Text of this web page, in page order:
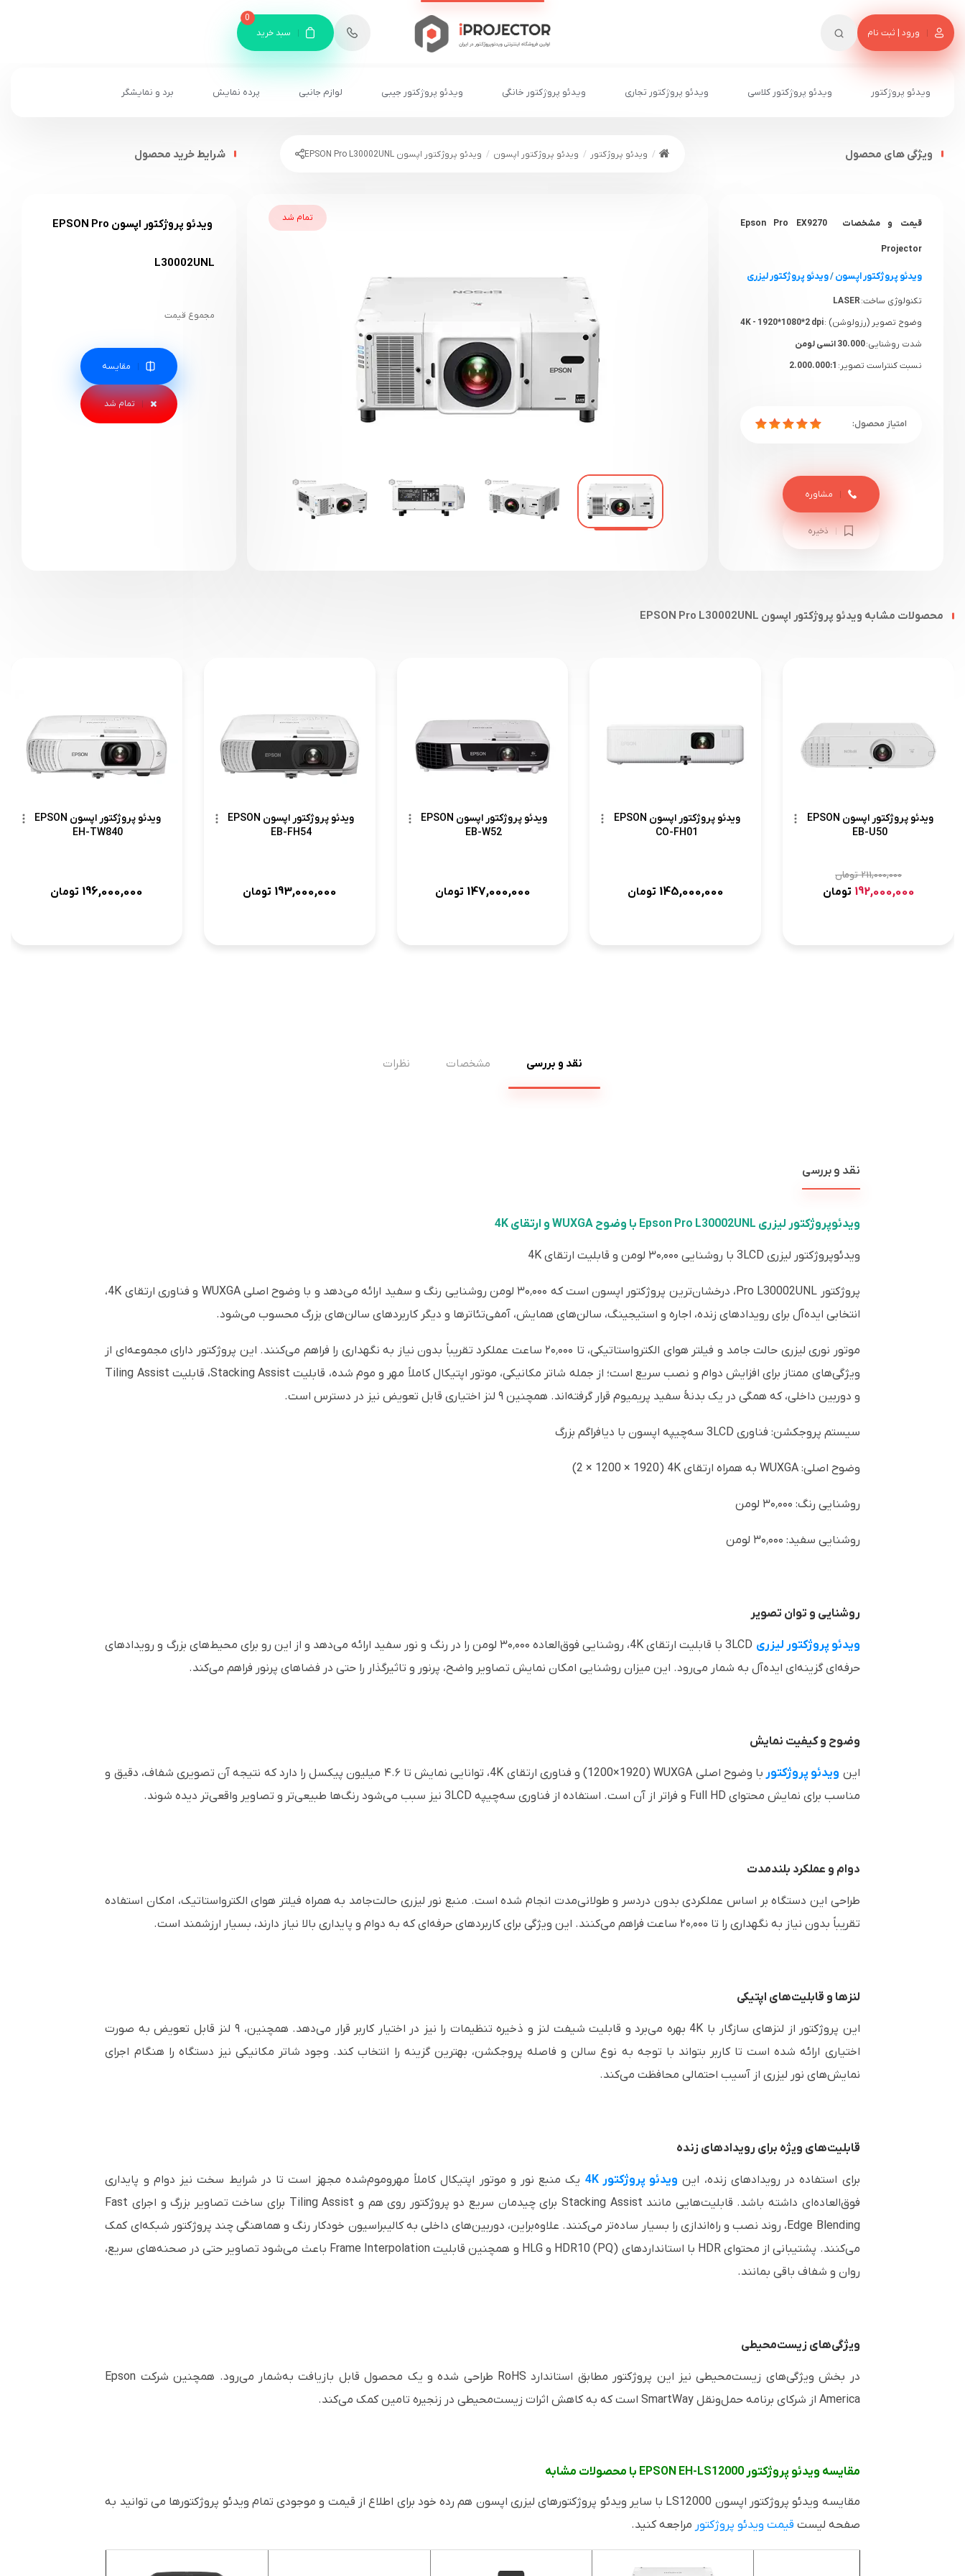
ورود | ثبت نام
8
سبد خرید
0
ویدئو پروژکتور ویدئو پروژکتور کلاسی ویدئو پروژکتور تجاری ویدئو پروژکتور خانگی ویدئو پروژکتور جیبی لوازم جانبی پرده نمایش برد و نمایشگر
ویدئو پروژکتور ویدئو پروژکتور اپسون ویدئو پروژکتور اپسون EPSON Pro L30002UNL
تمام شد
شرایط خرید محصول
ویدئو پروژکتور اپسون EPSON Pro
L30002UNL
مجموع قیمت
مقایسه
ویژگی های محصول
قیمت و مشخصات Epson Pro EX9270
Projector
ویدئو پروژکتور اپسون/ویدئو پروژکتور لیزری
تکنولوژی ساخت:LASER
وضوح تصویر (رزولوشن) :
شدت روشنایی:30.000 انسی لومن
نسبت کنتراست تصویر:
ذخیره
مشاوره
محصولات مشابه ویدئو پروژکتور اپسون EPSON Pro L30002UNL
ویدئو پروژکتور اپسون EPSON
EB-U50
211,000,000تومان
192,000,000 تومان
ویدئو پروژکتور اپسون EPSON
CO-FH01
145,000,000 تومان
ویدئو پروژکتور اپسون EPSON
EB-W52
147,000,000 تومان
ویدئو پروژکتور اپسون EPSON
EB-FH54
193,000,000 تومان
ویدئو پروژکتور اپسون EPSON
EH-TW840
196,000,000 تومان
نقد و بررسی مشخصات نظرات
نقد و بررسی
ویدئوپروژکتور لیزری Epson Pro L30002UNL با وضوح WUXGA و ارتقای 4K
ویدئوپروژکتور لیزری 3LCD با روشنایی ۳۰٬۰۰۰ لومن و قابلیت ارتقای 4K
پروژکتور Pro L30002UNL، درخشان‌ترین پروژکتور اپسون است که ۳۰٬۰۰۰ لومن روشنایی رنگ و سفید ارائه می‌دهد و با وضوح اصلی WUXGA و فناوری ارتقای 4K،
انتخابی ایده‌آل برای رویدادهای زنده، اجاره و استیجینگ، سالن‌های همایش، آمفی‌تئاترها و دیگر کاربردهای سالن‌های بزرگ محسوب می‌شود.
موتور نوری لیزری حالت جامد و فیلتر هوای الکترواستاتیکی، تا ۲۰٬۰۰۰ ساعت عملکرد تقریباً بدون نیاز به نگهداری را فراهم می‌کنند. این پروژکتور دارای مجموعه‌ای از
ویژگی‌های ممتاز برای افزایش دوام و نصب سریع است؛ از جمله شاتر مکانیکی، موتور اپتیکال کاملاً مهر و موم شده، قابلیت Stacking Assist، قابلیت Tiling Assist
و دوربین داخلی، که همگی در یک بدنهٔ سفید پریمیوم قرار گرفته‌اند. همچنین ۹ لنز اختیاری قابل تعویض نیز در دسترس است.
سیستم پروجکشن: فناوری 3LCD سه‌چیپه اپسون با دیافراگم بزرگ
وضوح اصلی: WUXGA به همراه ارتقای 4K (‏1920 × 1200 × 2)
روشنایی رنگ: ۳۰٬۰۰۰ لومن
روشنایی سفید: ۳۰٬۰۰۰ لومن
روشنایی و توان تصویر
ویدئو پروژکتور لیزری
3LCD با قابلیت ارتقای 4K، روشنایی فوق‌العاده ۳۰٬۰۰۰ لومن را در رنگ و نور سفید ارائه می‌دهد و از این رو برای محیط‌های بزرگ و رویدادهای
حرفه‌ای گزینه‌ای ایده‌آل به شمار می‌رود. این میزان روشنایی امکان نمایش تصاویر واضح، پرنور و تاثیرگذار را حتی در فضاهای پرنور فراهم می‌کند.
وضوح و کیفیت نمایش
این ویدئو پروژکتور
با وضوح اصلی WUXGA ‏(1920×1200) و فناوری ارتقای 4K، توانایی نمایش تا ۴.۶ میلیون پیکسل را دارد که نتیجه آن تصویری شفاف، دقیق و
مناسب برای نمایش محتوای Full HD و فراتر از آن است. استفاده از فناوری سه‌چیپه 3LCD نیز سبب می‌شود رنگ‌ها طبیعی‌تر و تصاویر واقعی‌تر دیده شوند.
دوام و عملکرد بلندمدت
طراحی این دستگاه بر اساس عملکردی بدون دردسر و طولانی‌مدت انجام شده است. منبع نور لیزری حالت‌جامد به همراه فیلتر هوای الکترواستاتیک، امکان استفاده
تقریباً بدون نیاز به نگهداری را تا ۲۰٬۰۰۰ ساعت فراهم می‌کنند. این ویژگی برای کاربردهای حرفه‌ای که به دوام و پایداری بالا نیاز دارند، بسیار ارزشمند است.
لنزها و قابلیت‌های اپتیکی
این پروژکتور از لنزهای سازگار با 4K بهره می‌برد و قابلیت شیفت لنز و ذخیره تنظیمات را نیز در اختیار کاربر قرار می‌دهد. همچنین، ۹ لنز قابل تعویض به صورت
اختیاری ارائه شده است تا کاربر بتواند با توجه به نوع سالن و فاصله پروجکشن، بهترین گزینه را انتخاب کند. وجود شاتر مکانیکی نیز دستگاه را هنگام اجرای
نمایش‌های نور لیزری از آسیب احتمالی محافظت می‌کند.
قابلیت‌های ویژه برای رویدادهای زنده
برای استفاده در رویدادهای زنده، این ویدئو پروژکتور 4K
یک منبع نور و موتور اپتیکال کاملاً مهروموم‌شده مجهز است تا در شرایط سخت نیز دوام و پایداری
فوق‌العاده‌ای داشته باشد. قابلیت‌هایی مانند Stacking Assist برای چیدمان سریع دو پروژکتور روی هم و Tiling Assist برای ساخت تصاویر بزرگ و اجرای Fast
Edge Blending، روند نصب و راه‌اندازی را بسیار ساده‌تر می‌کنند. علاوه‌براین، دوربین‌های داخلی به کالیبراسیون خودکار رنگ و هماهنگی چند پروژکتور شبکه‌ای کمک
می‌کنند. پشتیبانی از محتوای HDR با استانداردهای HDR10 (PQ) و HLG و همچنین قابلیت Frame Interpolation باعث می‌شود تصاویر حتی در صحنه‌های سریع،
روان و شفاف باقی بمانند.
ویژگی‌های زیست‌محیطی
در بخش ویژگی‌های زیست‌محیطی نیز این پروژکتور مطابق استاندارد RoHS طراحی شده و یک محصول قابل بازیافت به‌شمار می‌رود. همچنین شرکت Epson
America از شرکای برنامه حمل‌ونقل SmartWay است که به کاهش اثرات زیست‌محیطی در زنجیره تامین کمک می‌کند.
مقایسه ویدئو پروژکتور EPSON EH-LS12000 با محصولات مشابه
مقایسه ویدئو پروژکتور اپسون LS12000 با سایر ویدئو پروژکتورهای لیزری اپسون هم رده خود برای اطلاع از قیمت و موجودی تمام ویدئو پروژکتورها می توانید به
صفحه لیست قیمت ویدئو پروژکتور مراجعه کنید.